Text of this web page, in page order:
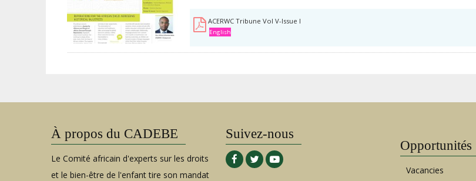
ACERWC Tribune Vol V-Issue I
English
À propos du CADEBE
Le Comité africain d'experts sur les droits
et le bien-être de l'enfant tire son mandat
Suivez-nous
Opportunités
Vacancies